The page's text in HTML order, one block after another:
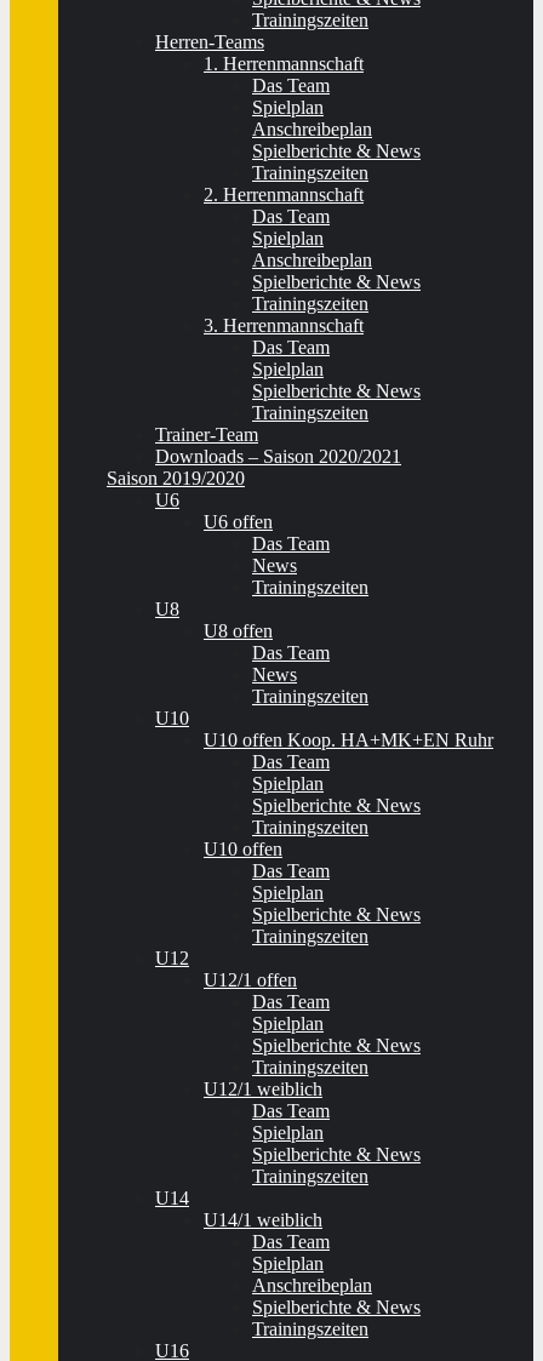
Trainingszeiten
Herren-Teams
1. Herrenmannschaft
Das Team
Spielplan
Anschreibeplan
Spielberichte & News
Trainingszeiten
2. Herrenmannschaft
Das Team
Spielplan
Anschreibeplan
Spielberichte & News
Trainingszeiten
3. Herrenmannschaft
Das Team
Spielplan
Spielberichte & News
Trainingszeiten
Trainer-Team
Downloads – Saison 2020/2021
Saison 2019/2020
U6
U6 offen
Das Team
News
Trainingszeiten
U8
U8 offen
Das Team
News
Trainingszeiten
U10
U10 offen Koop. HA+MK+EN Ruhr
Das Team
Spielplan
Spielberichte & News
Trainingszeiten
U10 offen
Das Team
Spielplan
Spielberichte & News
Trainingszeiten
U12
U12/1 offen
Das Team
Spielplan
Spielberichte & News
Trainingszeiten
U12/1 weiblich
Das Team
Spielplan
Spielberichte & News
Trainingszeiten
U14
U14/1 weiblich
Das Team
Spielplan
Anschreibeplan
Spielberichte & News
Trainingszeiten
U16